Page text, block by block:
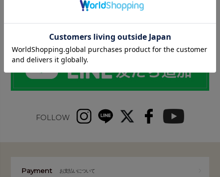
INFORMATION
FOLLOW
Payment お支払いについて